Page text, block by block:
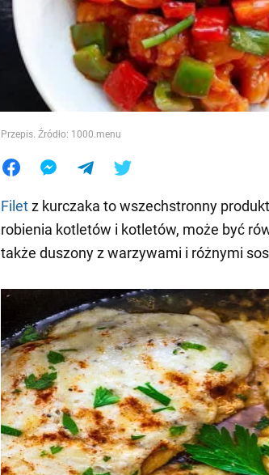
Jedzenie
Przepis. Źródło: 1000.menu
Filetz kurczaka to wszechstronny
robienia kotletów i kotletów, może być
także duszony z warzywami i różnymi